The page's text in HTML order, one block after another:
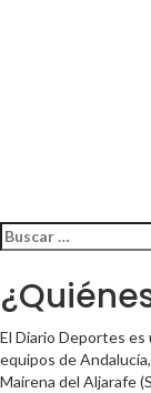
Buscar:
El Diario Deportes es
equipos de
Mairena del Aljarafe